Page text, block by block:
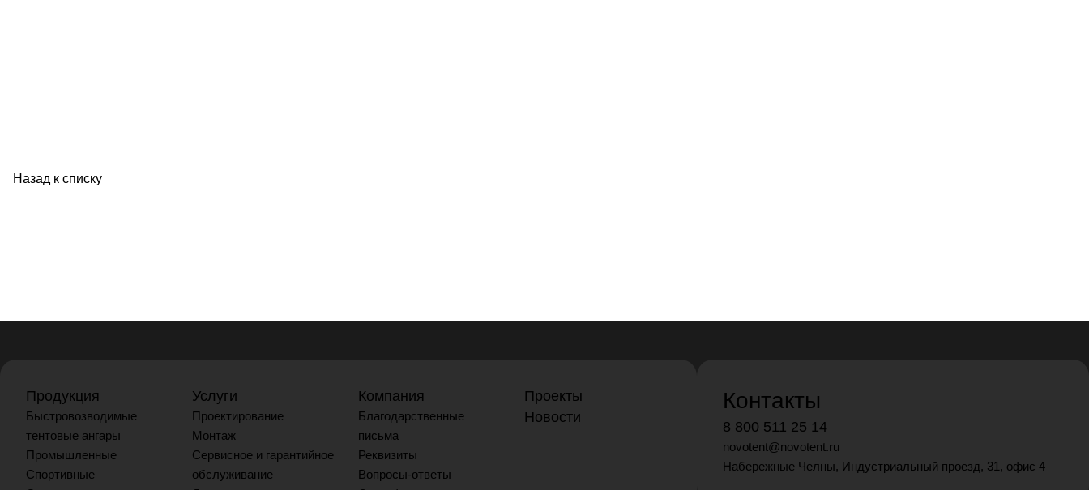
Назад к списку
Продукция
Быстровозводимые
тентовые ангары
Промышленные
Спортивные
Услуги
Проектирование
Монтаж
Сервисное и гарантийное
обслуживание
Компания
Благодарственные
письма
Реквизиты
Вопросы-ответы
Проекты
Новости
Контакты
8 800 511 25 14
novotent@novotent.ru
Набережные Челны, Индустриальный проезд, 31, офис 4